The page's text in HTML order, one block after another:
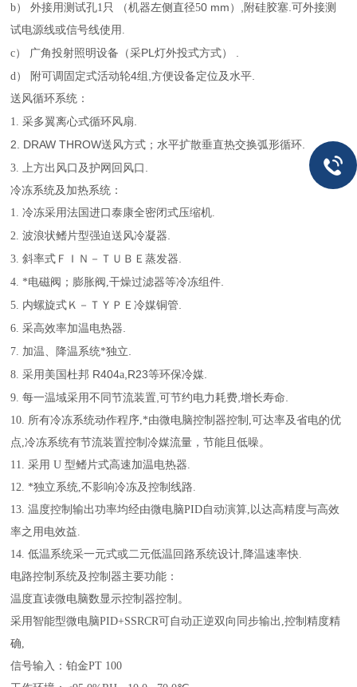
b）外接用测试孔1只 （机器左侧直径50 mm）, 附硅胶塞 .可外接测
试电源线或信号线使用 .
c） 广角投射照明设备 （采PL灯外投式方式） .
d） 附可调固定式活动轮4组 ,方便设备定位及水平
送风循环系统：
1.采多翼离心式循环风扇
2. DRAW THROW送风方式；水平扩散垂直热交换弧形循环
3.上方出风口及护网回风口
冷冻系统及加热系统：
1.冷冻采用法国进口泰康全密闭式压缩机.
2.波浪状鳍片型强迫送风冷凝器
3.斜率式ＦＩＮ－ＴＵＢＥ蒸发器
4. *电磁阀； 膨胀阀,干燥过滤器等冷冻组件
5. 内螺旋式Ｋ－ＴＹＰＥ冷媒铜管
6.采高效率加温电热器
7. 加温、降温系统*独立
8.采用美国杜邦 R404a ,R23等环保冷媒
9.每一温域采用不同节流装置 ,可节约电力耗费 ,增长寿命
10. 所有冷冻系统动作程序,*由微电脑控制器控制 ,可达率及省电的优
点,冷冻系统有节流装置控制冷媒流量，节能且低噪。
11.采用 U型鳍片式高速加温电热器.
12. *独立系统,不影响冷冻及控制线路.
13.温度控制输出功率均经由微电脑PID自动演算, 以达高精度与高效
率之用电效益.
14.低温系统采一元式或二元低温回路系统设计, 降温速率快.
电路控制系统及控制器主要功能：
温度直读微电脑数显示控制器控制 。
采用智能型微电脑PID+SSRCR可自动正逆双向同步输出,控制精度精
确,
信号输入：铂金PT 100